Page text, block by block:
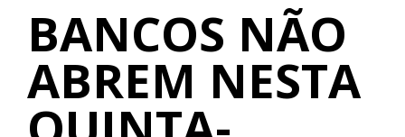
BANCOS NÃO
ABREM NESTA